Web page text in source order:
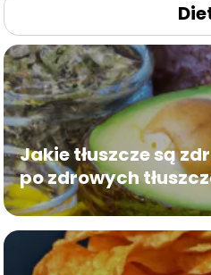
Jakie tłuszcze są
po zdrowych